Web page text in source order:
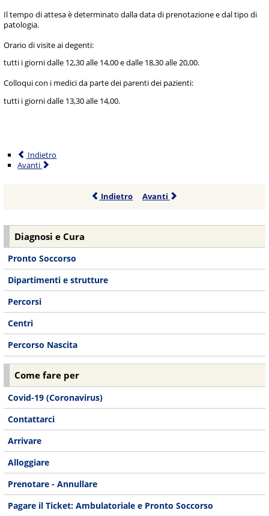
Il tempo di attesa è determinato dalla data di prenotazione e dal tipo di
patologia.
Orario di visite ai degenti:
tutti i giorni dalle 12,30 alle 14,00 e dalle 18,30 alle 20,00.
Colloqui con i medici da parte dei parenti dei pazienti:
tutti i giorni dalle 13,30 alle 14,00.
Indietro
Avanti
Indietro Avanti
Diagnosi e Cura
Pronto Soccorso
Dipartimenti e strutture
Percorsi
Centri
Percorso Nascita
Come fare per
Covid-19 (Coronavirus)
Contattarci
Arrivare
Alloggiare
Prenotare - Annullare
Pagare il Ticket: Ambulatoriale e Pronto Soccorso